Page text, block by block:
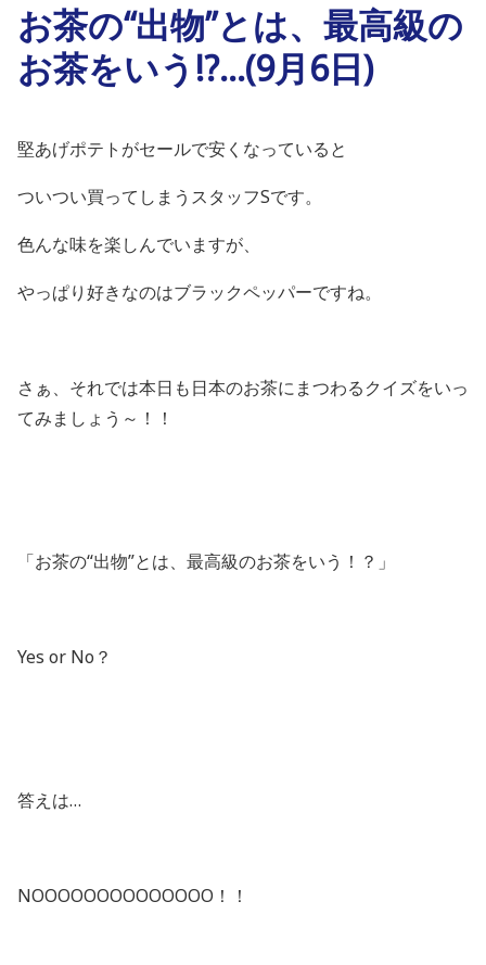
お茶の“出物”とは、最高級の
お茶をいう!?…(9月6日)
堅あげポテトがセールで安くなっていると
ついつい買ってしまうスタッフSです。
色んな味を楽しんでいますが、
やっぱり好きなのはブラックペッパーですね。
さぁ、それでは本日も日本のお茶にまつわるクイズをいっ
てみましょう～！！
「お茶の“出物”とは、最高級のお茶をいう！？」
Yes or No？
答えは…
NOOOOOOOOOOOOOO！！